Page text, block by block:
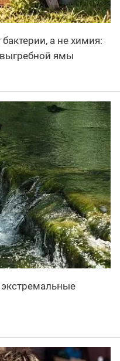
а не химия:
ямы